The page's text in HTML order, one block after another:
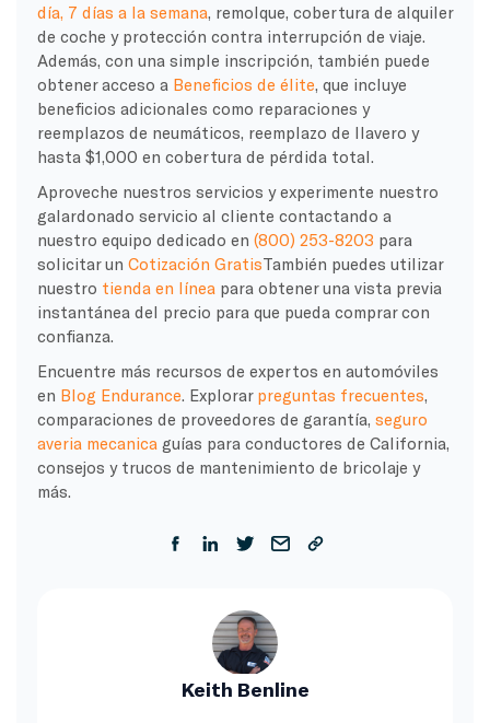
día, 7 días a la semana , remolque, cobertura de alquiler
de coche y protección contra interrupción de viaje.
Además, con una simple inscripción, también puede
obtener acceso a Beneficios de élite , que incluye
beneficios adicionales como reparaciones y
reemplazos de neumáticos, reemplazo de llavero y
hasta $1,000 en cobertura de pérdida total.
Aproveche nuestros servicios y experimente nuestro
galardonado servicio al cliente contactando a
nuestro equipo dedicado en (800) 253-8203 para
solicitar un Cotización GratisTambién puedes utilizar
nuestro tienda en línea para obtener una vista previa
instantánea del precio para que pueda comprar con
confianza.
Encuentre más recursos de expertos en automóviles
en Blog Endurance . Explorar preguntas frecuentes
comparaciones de proveedores de garantía, seguro
averia mecanica guías para conductores de California,
consejos y trucos de mantenimiento de bricolaje y
más.
Keith Benline